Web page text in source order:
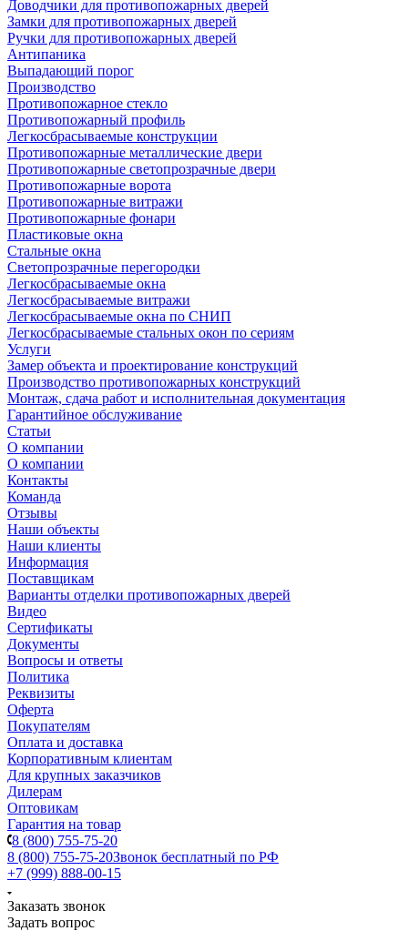
Доводчики для противопожарных дверей
Замки для противопожарных дверей
Ручки для противопожарных дверей
Антипаника
Выпадающий порог
Производство
Противопожарное стекло
Противопожарный профиль
Легкосбрасываемые конструкции
Противопожарные металлические двери
Противопожарные светопрозрачные двери
Противопожарные ворота
Противопожарные витражи
Противопожарные фонари
Пластиковые окна
Стальные окна
Светопрозрачные перегородки
Легкосбрасываемые окна
Легкосбрасываемые витражи
Легкосбрасываемые окна по СНИП
Легкосбрасываемые стальных окон по сериям
Услуги
Замер объекта и проектирование конструкций
Производство противопожарных конструкций
Монтаж, сдача работ и исполнительная документация
Гарантийное обслуживание
Статьи
О компании
О компании
Контакты
Команда
Отзывы
Наши объекты
Наши клиенты
Информация
Поставщикам
Варианты отделки противопожарных дверей
Видео
Сертификаты
Документы
Вопросы и ответы
Политика
Реквизиты
Оферта
Покупателям
Оплата и доставка
Корпоративным клиентам
Для крупных заказчиков
Дилерам
Оптовикам
Гарантия на товар
8 (800) 755-75-20
8 (800) 755-75-20Звонок бесплатный по РФ
+7 (999) 888-00-15
Заказать звонок
Задать вопрос